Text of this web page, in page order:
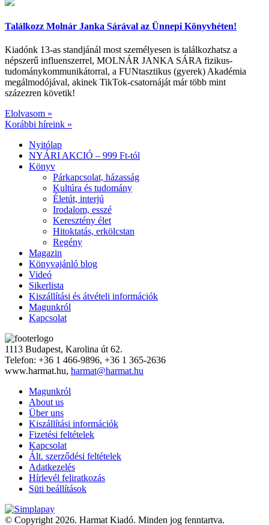
Találkozz Molnár Janka Sárával az Ünnepi Könyvhéten!
Kiadónk 13-as standjánál most személyesen is találkozhatsz a
népszerű influenszerrel, MOLNÁR JANKA SÁRA fizikus-
tudománykommunikátorral, a FUNtasztikus (gyerek) Akadémia
megálmodójával, akinek TikTok-csatornáját már több mint
százezren követik!
Elolvasom »
Korábbi híreink »
Nyitólap
NYÁRI AKCIÓ – 999 Ft-tól
Könyv
Párkapcsolat, házasság
Kultúra és tudomány
Életút, interjú
Irodalom, esszé
Keresztény élet
Hitoktatás, erkölcstan
Regény
Magazin
Könyvajánló blog
Videó
Sikerlista
Kiszállítási és átvételi információk
Magunkról
Kapcsolat
1113 Budapest, Karolina út 62.
Telefon: +36 1 466-9896, +36 1 365-2636
www.harmat.hu, harmat@harmat.hu
Magunkról
About us
Über uns
Kiszállítási információk
Fizetési feltételek
Kapcsolat
Ált. szerződési feltételek
Adatkezelés
Hírlevél feliratkozás
Süti beállítások
© Copyright 2026. Harmat Kiadó. Minden jog fenntartva.